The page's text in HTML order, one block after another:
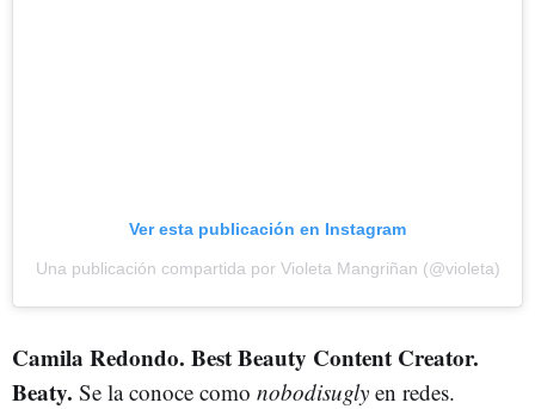
Ver esta publicación en Instagram
Una publicación compartida por Violeta Mangriñan (@violeta)
Camila Redondo. Best Beauty Content Creator.
Beaty. Se la conoce como nobodisugly en redes.